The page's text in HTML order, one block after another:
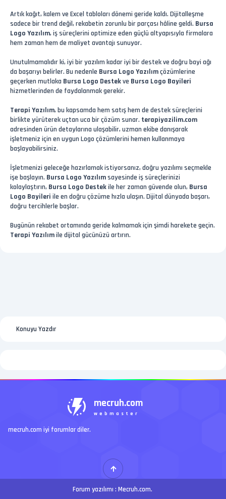
Artık kağıt, kalem ve Excel tabloları dönemi geride kaldı. Dijitalleşme
sadece bir trend değil, rekabetin zorunlu bir parçası hâline geldi. Bursa
Logo Yazılım, iş süreçlerini optimize eden güçlü altyapısıyla firmalara
hem zaman hem de maliyet avantajı sunuyor.
Unutulmamalıdır ki, iyi bir yazılım kadar iyi bir destek ve doğru bayi ağı
da başarıyı belirler. Bu nedenle Bursa Logo Yazılımçözümlerine
geçerken mutlaka Bursa Logo Destekve Bursa Logo Bayileri
hizmetlerinden de faydalanmak gerekir.
Terapi Yazılım, bu kapsamda hem satış hem de destek süreçlerini
birlikte yürüterek uçtan uca bir çözüm sunar. terapiyazilim.com
adresinden ürün detaylarına ulaşabilir, uzman ekibe danışarak
işletmeniz için en uygun Logo çözümlerini hemen kullanmaya
başlayabilirsiniz.
İşletmenizi geleceğe hazırlamak istiyorsanız, doğru yazılımı seçmekle
işe başlayın. Bursa Logo Yazılımsayesinde iş süreçlerinizi
kolaylaştırın, Bursa Logo Destekile her zaman güvende olun, Bursa
Logo Bayileri ile en doğru çözüme hızla ulaşın. Dijital dünyada başarı,
doğru tercihlerle başlar.
Bugünün rekabet ortamında geride kalmamak için şimdi harekete geçin.
Terapi Yazılımile dijital gücünüzü artırın.
Konuyu Yazdır
mecruh.com
webmaster
mecruh.com iyi forumlar diler.
Forum yazılımı : Mecruh.com.